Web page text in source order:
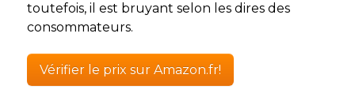
toutefois, il est bruyant selon les dires des
consommateurs.
Vérifier le prix sur Amazon.fr!